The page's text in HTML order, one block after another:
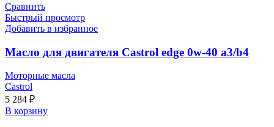
Сравнить
Быстрый просмотр
Добавить в избранное
Масло для двигателя Castrol edge 0w-40 a3/b4
Моторные масла
Castrol
5 284 ₽
В корзину